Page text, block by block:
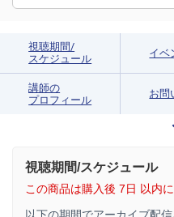
視聴期間/
スケジュール
イベ
講師の
プロフィール
お問
視聴期間/スケジュール
この商品は購入後 7日 以内